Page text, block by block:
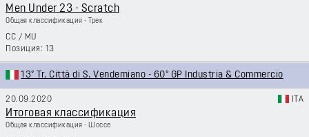
Men Under 23 - Scratch
Общая классификация - Трек
CC / MU
13
13° Tr. Città di S. Vendemiano - 60° GP Industria & Commercio
20.09.2020 ITA
Итоговая классификация
Общая классификация - Шоссе